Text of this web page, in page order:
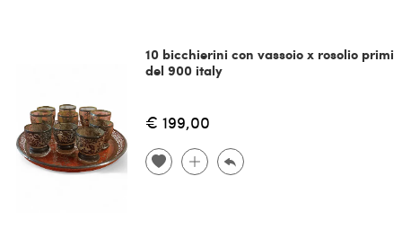
10 bicchierini con vassoio x rosolio primi
del 900 italy
€ 199,00